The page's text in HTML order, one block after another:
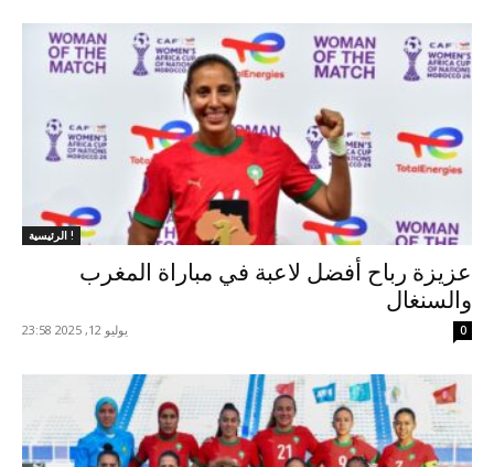
الرئيسية !
عزيزة رباح أفضل لاعبة في مباراة المغرب
والسنغال
يوليو 12, 2025 23:58 0